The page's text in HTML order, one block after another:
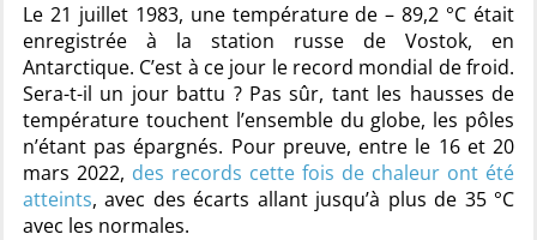
Le 21 juillet 1983, une température de – 89,2 °C était
enregistrée à la station russe de Vostok, en
Antarctique. C’est à ce jour le record mondial de froid.
Sera-t-il un jour battu ? Pas sûr, tant les hausses de
température touchent l’ensemble du globe, les pôles
n’étant pas épargnés. Pour preuve, entre le 16 et 20
mars 2022, des records cette fois de chaleur ont été
atteints, avec des écarts allant jusqu’à plus de 35 °C
avec les normales.